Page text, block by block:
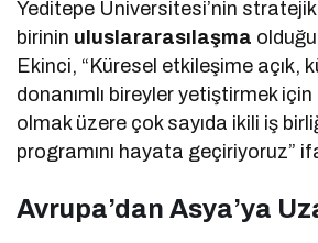
Yeditepe Üniversitesi’nin
birinin uluslararasılaşma
Ekinci, “Küresel etkileşime açık,
donanımlı bireyler yetiştirmek
olmak üzere çok sayıda ikili iş
programını hayata geçiriyoruz”
Avrupa’dan Asya’ya